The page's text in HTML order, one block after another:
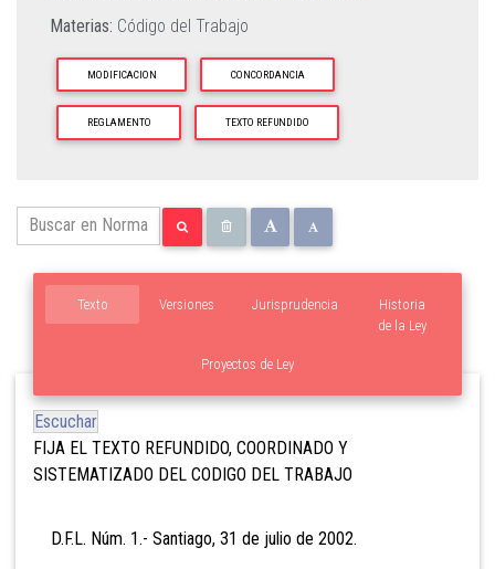
Materias: Código del Trabajo
MODIFICACION CONCORDANCIA
REGLAMENTO TEXTO REFUNDIDO
Texto Versiones Jurisprudencia
Proyectos de Ley
Historia
de la Ley
Escuchar
FIJA EL TEXTO REFUNDIDO, COORDINADO Y
SISTEMATIZADO DEL CODIGO DEL TRABAJO
D.F.L. Núm. 1.- Santiago, 31 de julio de 2002.